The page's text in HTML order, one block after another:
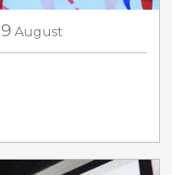
9 August